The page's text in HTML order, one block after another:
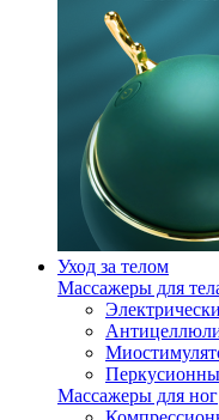
Уход за телом
Массажеры для
Массажеры для ног